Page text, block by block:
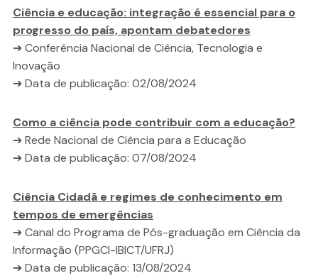
Ciência e educação: integração é essencial para o
progresso do país, apontam debatedores
➔ Conferência Nacional de Ciência, Tecnologia e
Inovação
➔ Data de publicação: 02/08/2024
Como a ciência pode contribuir com a educação?
➔ Rede Nacional de Ciência para a Educação
➔ Data de publicação: 07/08/2024
Ciência Cidadã e regimes de conhecimento em
tempos de emergências
➔ Canal do Programa de Pós-graduação em Ciência da
Informação (PPGCI-IBICT/UFRJ)
➔ Data de publicação: 13/08/2024